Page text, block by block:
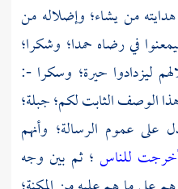
من يشاء؛ وإضلاله من
في رضاه حمدا؛ وشكرا؛
ليزدادوا حيرة؛ وسكرا -:
الوصف الثابت لكم؛ جبلة؛
عموم الرسالة؛ وأنهم
للناس ؛ ثم بين وجه